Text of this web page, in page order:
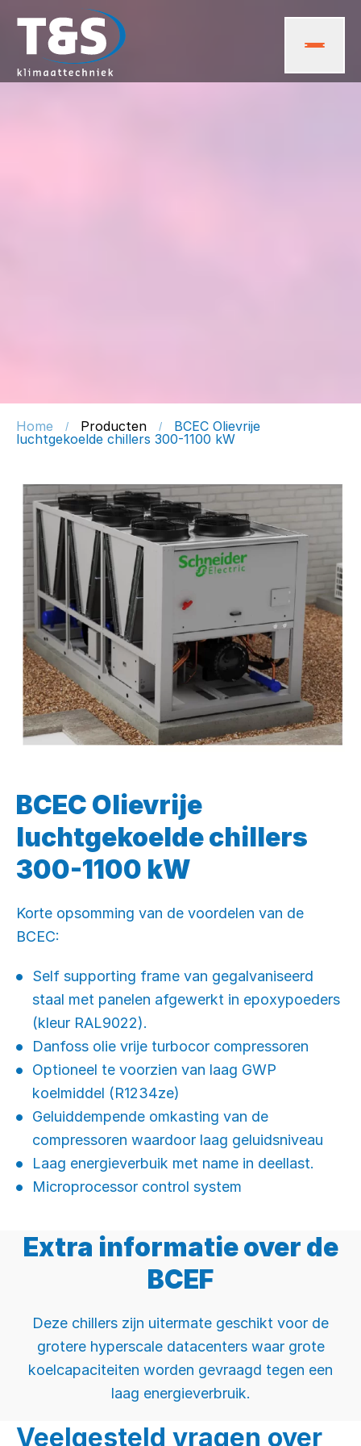
Home / Producten / BCEC Olievrije
luchtgekoelde chillers 300-1100 kW
BCEC Olievrije
luchtgekoelde chillers
300-1100 kW
Korte opsomming van de voordelen van de
BCEC:
Self supporting frame van gegalvaniseerd
staal met panelen afgewerkt in epoxypoeders
(kleur RAL9022).
Danfoss olie vrije turbocor compressoren
Optioneel te voorzien van laag GWP
koelmiddel (R1234ze)
Geluiddempende omkasting van de
compressoren waardoor laag geluidsniveau
Laag energieverbuik met name in deellast.
Microprocessor control system
Extra informatie over de
BCEF
Deze chillers zijn uitermate geschikt voor de
grotere hyperscale datacenters waar grote
koelcapaciteiten worden gevraagd tegen een
laag energieverbruik.
Veelgesteld vragen over